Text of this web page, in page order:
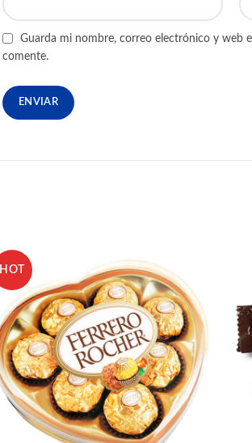
Guarda mi nombre, correo electrónico y web
comente.
HOT